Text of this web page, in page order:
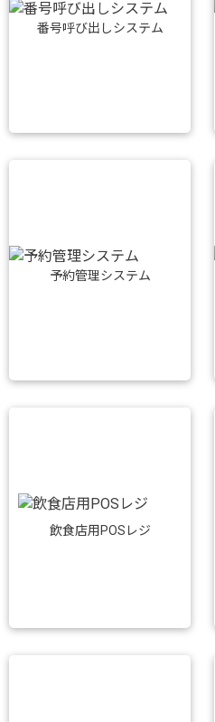
番号呼び出しシステム
予約管理システム
飲食店用POSレジ